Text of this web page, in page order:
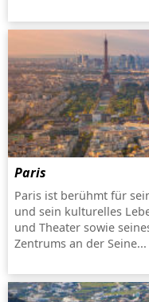
Paris
Paris ist berühmt für
und sein kulturelles
und Theater sowie
Zentrums an der Seine...